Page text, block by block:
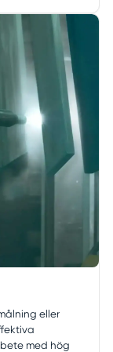
eller
med hög